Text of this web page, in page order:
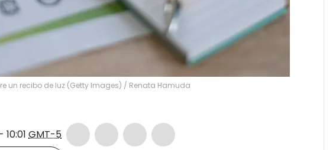
un recibo de luz (Getty Images) / Renata Hamuda
GMT-5